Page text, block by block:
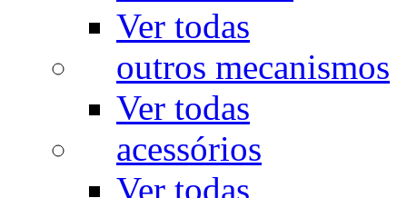
Ver todas
outros mecanismos
Ver todas
acessórios
Ver todas